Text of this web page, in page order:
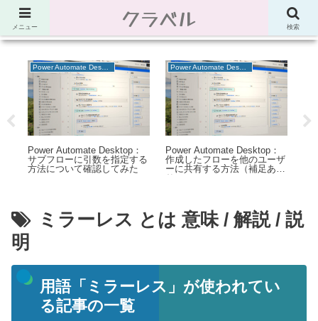
節約、こだわり、使い道。「決め手」がわかる比較サイト。でしたが最近は雑
多なブログ
Power Automate Desktop
Power Automate Desktop：
サブフローに引数を指定する
方法について確認してみた
Power Automate Desktop
Power Automate Desktop：
作成したフローを他のユーザ
ーに共有する方法（補足あ
ミラーレス とは 意味 / 解説 / 説
明
用語「ミラーレス」が使われてい
る記事の一覧
メニュー クラベル 検索